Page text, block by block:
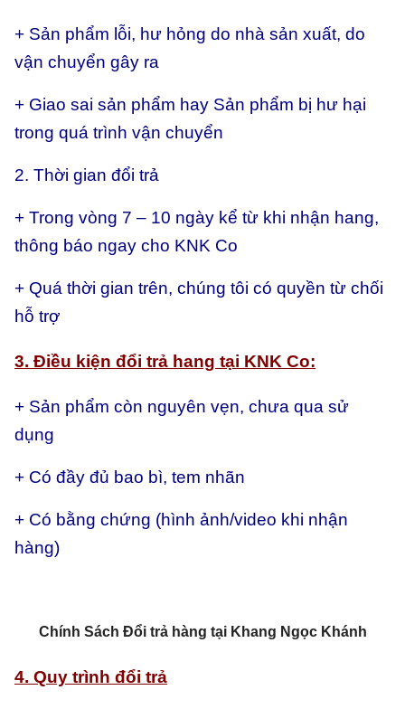
+ Sản phẩm lỗi, hư hỏng do nhà sản xuất, do
vận chuyển gây ra
+ Giao sai sản phẩm hay Sản phẩm bị hư hại
trong quá trình vận chuyển
2. Thời gian đổi trả
+ Trong vòng 7 – 10 ngày kể từ khi nhận hang,
thông báo ngay cho KNK Co
+ Quá thời gian trên, chúng tôi có quyền từ chối
hỗ trợ
3. Điều kiện đổi trả hang tại KNK Co:
+ Sản phẩm còn nguyên vẹn, chưa qua sử
dụng
+ Có đầy đủ bao bì, tem nhãn
+ Có bằng chứng (hình ảnh/video khi nhận
hàng)
Chính Sách Đổi trả hàng tại Khang Ngọc Khánh
4. Quy trình đổi trả